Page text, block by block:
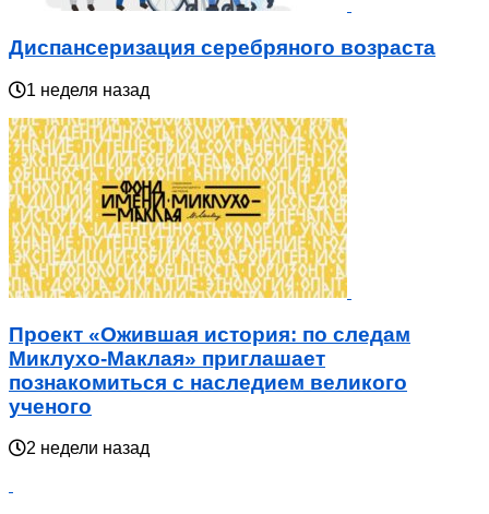
Диспансеризация серебряного возраста
1 неделя назад
Проект «Ожившая история: по следам
Миклухо-Маклая» приглашает
познакомиться с наследием великого
ученого
2 недели назад